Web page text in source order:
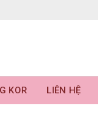
KOR LIÊN HỆ